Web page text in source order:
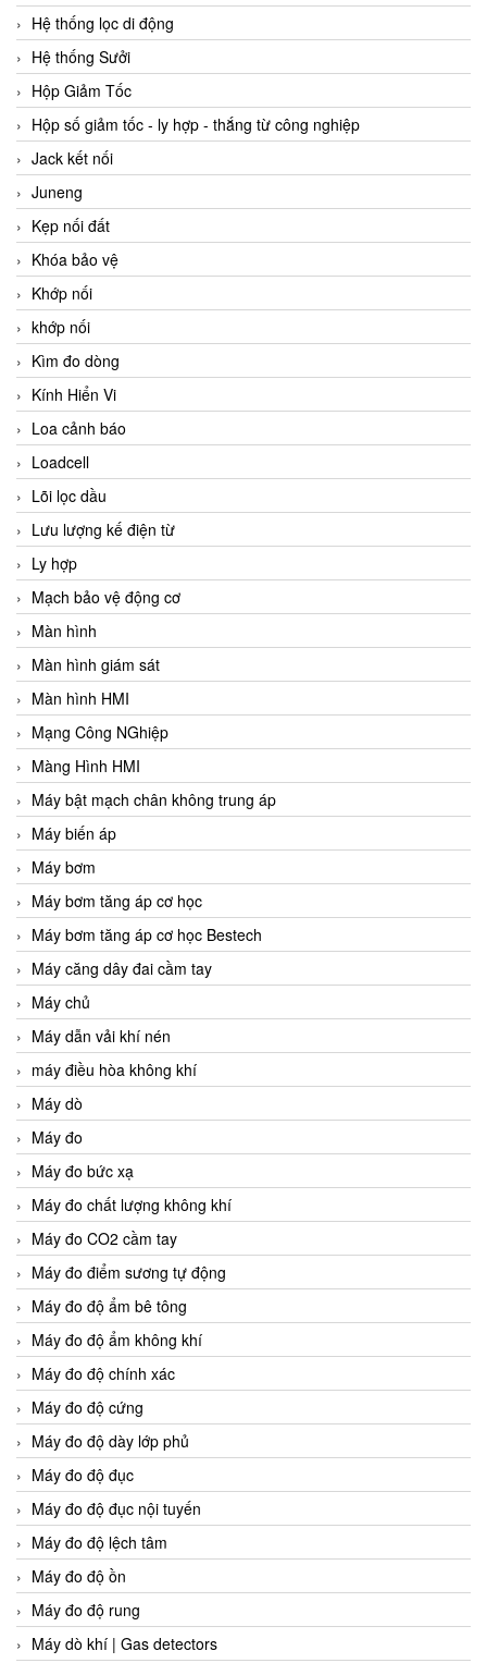
Hệ thống lọc di động
Hệ thống Sưởi
Hộp Giảm Tốc
Hộp số giảm tốc - ly hợp - thắng từ công nghiệp
Jack kết nối
Juneng
Kẹp nối đất
Khóa bảo vệ
Khớp nối
khớp nối
Kìm đo dòng
Kính Hiển Vi
Loa cảnh báo
Loadcell
Lõi lọc dầu
Lưu lượng kế điện từ
Ly hợp
Mạch bảo vệ động cơ
Màn hình
Màn hình giám sát
Màn hình HMI
Mạng Công NGhiệp
Màng Hình HMI
Máy bật mạch chân không trung áp
Máy biến áp
Máy bơm
Máy bơm tăng áp cơ học
Máy bơm tăng áp cơ học Bestech
Máy căng dây đai cầm tay
Máy chủ
Máy dẫn vải khí nén
máy điều hòa không khí
Máy dò
Máy đo
Máy đo bức xạ
Máy đo chất lượng không khí
Máy đo CO2 cầm tay
Máy đo điểm sương tự động
Máy đo độ ẩm bê tông
Máy đo độ ẩm không khí
Máy đo độ chính xác
Máy đo độ cứng
Máy đo độ dày lớp phủ
Máy đo độ đục
Máy đo độ đục nội tuyến
Máy đo độ lệch tâm
Máy đo độ ồn
Máy đo độ rung
Máy dò khí | Gas detectors